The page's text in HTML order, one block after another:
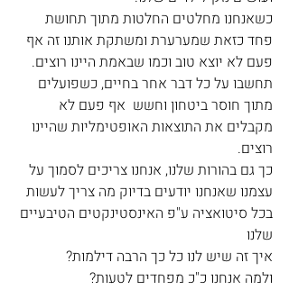
כשאנחנו מחלטים החלטות מתוך תחושת
פחד כזאת שמערערת ומשתקת אותנו זה אף
פעם לא יוצא טוב וכמו שבאמת היינו רוצים.
תחשבו על כל דבר אחר בחיים, כשפועלים
מתוך חוסר ביטחון וחשש  אף פעם לא
מקבלים את התוצאות האופטימליות שהיינו
רוצים.
כך גם בהורות שלנו, אנחנו צריכים לסמוך על
עצמנו שאנחנו יודעים בדיוק מה צריך לעשות
בכל סיטואציה ע"פ האינסטינקטים הטיבעיים
שלנו
איך זה שיש לנו כל כך הרבה דילמות?
ולמה אנחנו כ"כ מפחדים לטעות?